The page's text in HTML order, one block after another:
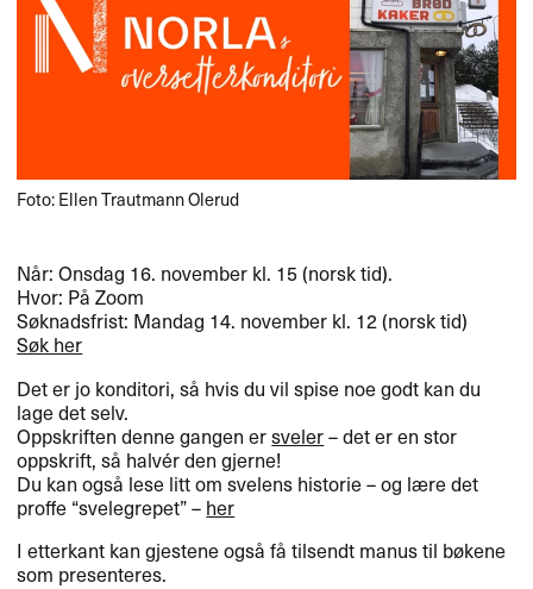
Foto: Ellen Trautmann Olerud
Når: Onsdag 16. november kl. 15 (norsk tid).
Hvor: På Zoom
Søknadsfrist: Mandag 14. november kl. 12 (norsk tid)
Søk her
Det er jo konditori, så hvis du vil spise noe godt kan du
lage det selv.
Oppskriften denne gangen ersveler– det er en stor
oppskrift, så halvér den gjerne!
Du kan også lese litt om svelens historie – og lære det
proffe “svelegrepet” – her
I etterkant kan gjestene også få tilsendt manus til bøkene
som presenteres.